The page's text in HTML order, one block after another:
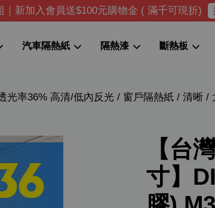
｜新加入會員送$100元購物金 ( 滿千可現折)
汽車隔熱紙 隔熱漆 斷熱板
光率36% 高清/低內反光 / 窗戶隔熱紙 / 清晰 /
【台
寸】
購物車目前還是空的。
繼續購物